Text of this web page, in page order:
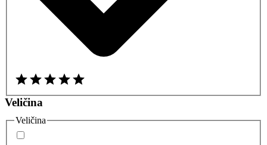
Veličina
Veličina